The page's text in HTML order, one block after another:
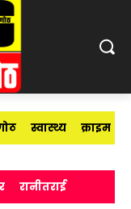
स्वास्थ्य क्राइम
रानीतराई